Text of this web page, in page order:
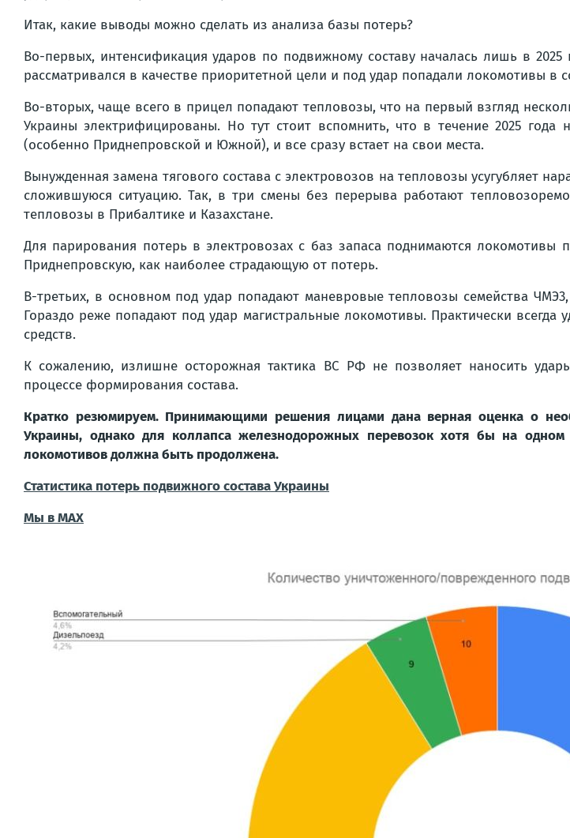
Итак, какие выводы можно сделать из анализа базы потерь?
Во-первых, интенсификация ударов по подвижному составу началась лишь в
рассматривался в качестве приоритетной цели и под удар попадали локомотивы
Во-вторых, чаще всего в прицел попадают тепловозы, что на первый взгляд
Украины электрифицированы. Но тут стоит вспомнить, что в течение 2025
(особенно Приднепровской и Южной), и все сразу встает на свои места.
Вынужденная замена тягового состава с электровозов на тепловозы усугубляет
сложившуюся ситуацию. Так, в три смены без перерыва работают
тепловозы в Прибалтике и Казахстане.
Для парирования потерь в электровозах с баз запаса поднимаются
Приднепровскую, как наиболее страдающую от потерь.
В-третьих, в основном под удар попадают маневровые тепловозы семейства
Гораздо реже попадают под удар магистральные локомотивы. Практически
средств.
К сожалению, излишне осторожная тактика ВС РФ не позволяет наносить
процессе формирования состава.
Кратко резюмируем. Принимающими решения лицами дана верная оценка о
Украины, однако для коллапса железнодорожных перевозок хотя бы на
локомотивов должна быть продолжена.
Статистика потерь подвижного состава Украины
Мы в MAX